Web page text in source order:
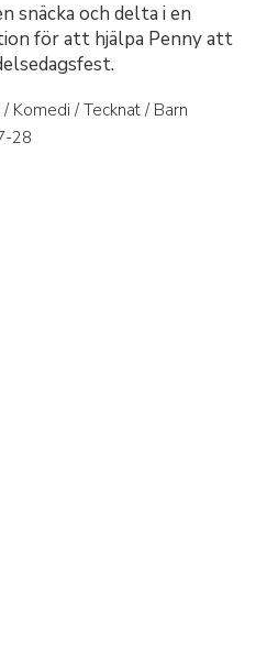
snäcka och delta i en
för att hjälpa Penny att
Komedi / Tecknat / Barn
28